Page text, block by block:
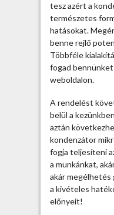
t
n
t
tesz azért a
természetes
hatásokat.
benne rejlő
Többféle
fogad
weboldalon.
A rendelést
belül a
aztán
kondenzátor
fogja teljesíteni
a munkánkat,
akár megélhetés
a kivételes
előnyeit!